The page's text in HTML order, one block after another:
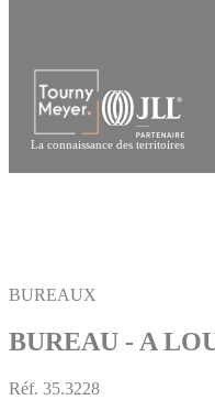
La connaissance des territoires
BUREAUX
BUREAU - A
Réf. 35.3228